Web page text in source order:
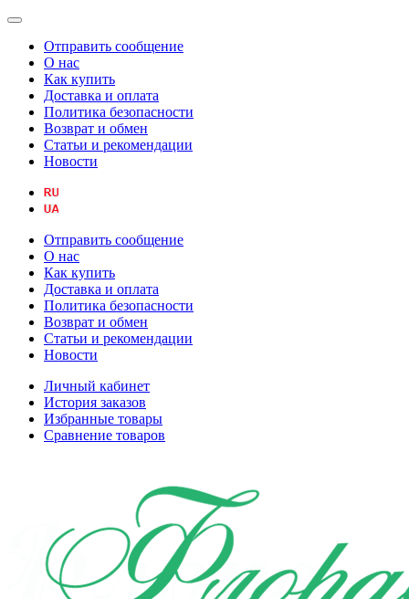
Отправить сообщение
О нас
Как купить
Доставка и оплата
Политика безопасности
Возврат и обмен
Статьи и рекомендации
Новости
Отправить сообщение
О нас
Как купить
Доставка и оплата
Политика безопасности
Возврат и обмен
Статьи и рекомендации
Новости
Личный кабинет
История заказов
Избранные товары
Сравнение товаров